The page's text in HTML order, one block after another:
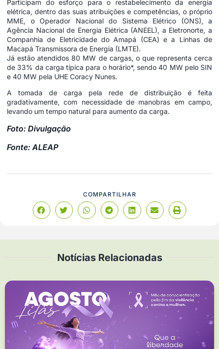
Participam do esforço para o restabelecimento da energia
elétrica, dentro das suas atribuições e competências, o próprio
MME, o Operador Nacional do Sistema Elétrico (ONS), a
Agência Nacional de Energia Elétrica (ANEEL), a Eletronorte, a
Companhia de Eletricidade do Amapá (CEA) e a Linhas de
Macapá Transmissora de Energia (LMTE).
Já estão atendidos 80 MW de cargas, o que representa cerca
de 33% da carga típica para o horário*, sendo 40 MW pelo SIN
e 40 MW pela UHE Coracy Nunes.
A tomada de carga pela rede de distribuição é feita
gradativamente, com necessidade de manobras em campo,
levando um tempo natural para aumento da carga.
Foto: Divulgação
Fonte: ALEAP
COMPARTILHAR
Notícias Relacionadas